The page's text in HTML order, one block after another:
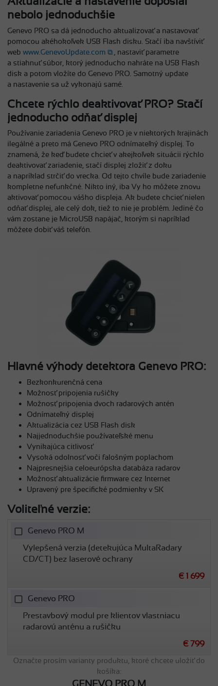
nebolo jednoduchšie
Genevo PRO sa dá jednoducho aktualizovať a nastavovať
pomocou akéhokoľvek USB Flash disku. Stačí iba navštíviť
web www.GenevoUpdate.com
, nastaviť parametre
a stiahnuť súbor, ktorý jednoducho nahráte na USB Flash
disk a potom vložíte do Genevo PRO. Samotný update
a nastavenie sa už vykonajú samé.
Chcete rýchlo deaktivovať PRO? Stačí
jednoducho odňať displej
Používanie zariadenia Genevo PRO je v niektorých krajinách
ilegálné a preto má Genevo PRO odnímateľný displej. To
znamená, že keď budete chcieť v akejkoľvek situácii rýchlo
deaktivovať zariadenie, stačí displej zložiť z doku
a napríklad strčiť do vrecka. Od tejto chvíle bude zariadenie
kompletne nefunkčné. Nikto iný, iba Vy ho môžete znovu
aktivovať pomocou vášho displeja. Ak budete chcieť nielen
odňať displej, ale celý dok, tiež to nie je problém. Jediné čo
vám zostane je MicroUSB napájač, ktorým si napríklad
môžete dobiť váš telefón.
Hlavné výhody detektora Genevo PRO:
Bezkonkurenčná cena
Možnosť pripojenia rušičky
Možnosť pripojenia dvoch radarových antén
Odnímateľný displej
Aktualizácia cez USB Flash disk
Najjednoduchšie používateľské menu
Vynikajúca citlivosť
Vysoká odolnosť voči falošným poplachom
Najpresnejšia celoeurópska databáza radarov
Možnosť aktualizácie firmware cez Internet
Upravený pre špecifické podmienky v SK
Voliteľné verzie:
Genevo PRO M
Vylepšená verzia (detekujúca MultaRadary
CD/CT) bez laserové ochrany
€ 1 699
Genevo PRO
Prestavbový modul pre klientov vlastniacu
radarovú anténu a rušičku
€ 799
Označte prosím varianty produktu, ktoré chcete uložiť do
košíka: